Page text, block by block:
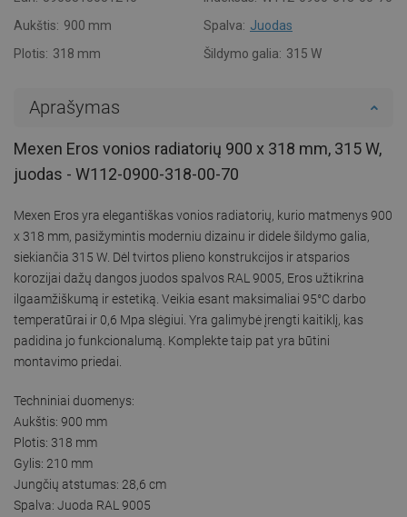
Aukštis: 900 mm Spalva: Juodas
Plotis: 318 mm Šildymo galia: 315 W
Aprašymas
Mexen Eros vonios radiatorių 900 x 318 mm, 315 W,
juodas - W112-0900-318-00-70
Mexen Eros yra elegantiškas vonios radiatorių, kurio matmenys 900
x 318 mm, pasižymintis moderniu dizainu ir didele šildymo galia,
siekiančia 315 W. Dėl tvirtos plieno konstrukcijos ir atsparios
korozijai dažų dangos juodos spalvos RAL 9005, Eros užtikrina
ilgaamžiškumą ir estetiką. Veikia esant maksimaliai 95°C darbo
temperatūrai ir 0,6 Mpa slėgiui. Yra galimybė įrengti kaitiklį, kas
padidina jo funkcionalumą. Komplekte taip pat yra būtini
montavimo priedai.
Techniniai duomenys:
Aukštis: 900 mm
Plotis: 318 mm
Gylis: 210 mm
Jungčių atstumas: 28,6 cm
Spalva: Juoda RAL 9005